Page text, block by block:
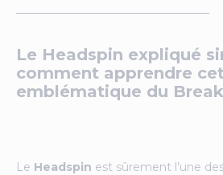
Le Headspin expliqué
comment apprendre
emblématique du
Le Headspin est sûrement l’une